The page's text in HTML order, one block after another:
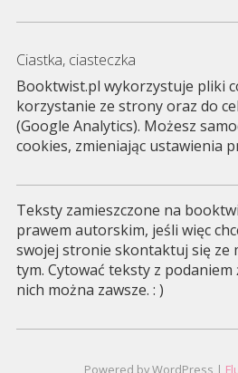
Ciastka, ciasteczka
Booktwist.pl wykorzystuje pliki
korzystanie ze strony oraz do
(Google Analytics). Możesz
cookies, zmieniając ustawienia
Teksty zamieszczone na
prawem autorskim, jeśli więc
swojej stronie skontaktuj się ze
tym. Cytować teksty z podaniem
nich można zawsze. : )
Powered by WordPress |